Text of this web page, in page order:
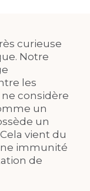
curieuse
Notre
les
considère
un
un
vient du
immunité
de